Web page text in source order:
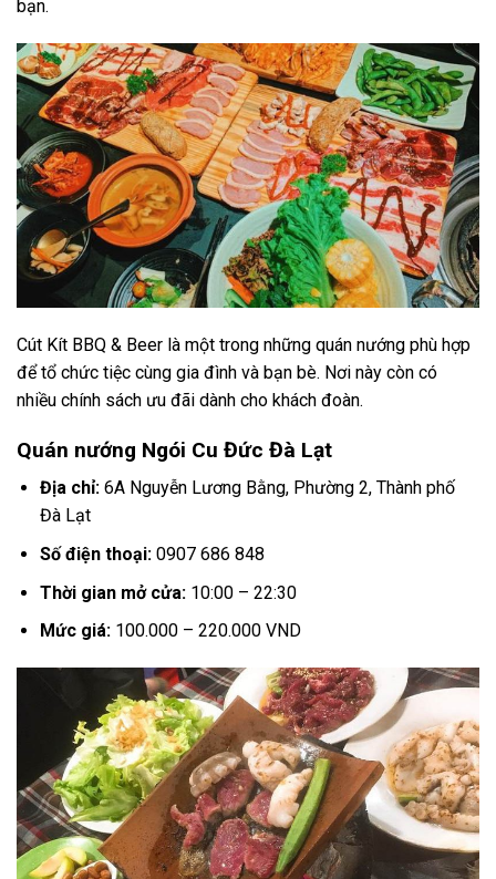
bạn.
Cút Kít BBQ & Beer là một trong những quán nướng phù hợp
để tổ chức tiệc cùng gia đình và bạn bè. Nơi này còn có
nhiều chính sách ưu đãi dành cho khách đoàn.
Quán nướng Ngói Cu Đức Đà Lạt
Địa chỉ:6A Nguyễn Lương Bằng, Phường 2, Thành phố
Đà Lạt
Số điện thoại:0907 686 848
Thời gian mở cửa:10:00 – 22:30
Mức giá:100.000 – 220.000 VND